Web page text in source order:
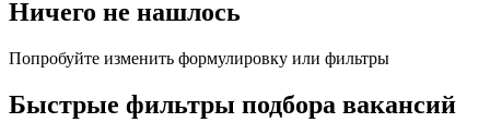
Ничего не нашлось
Попробуйте изменить формулировку или фильтры
Быстрые фильтры подбора вакансий